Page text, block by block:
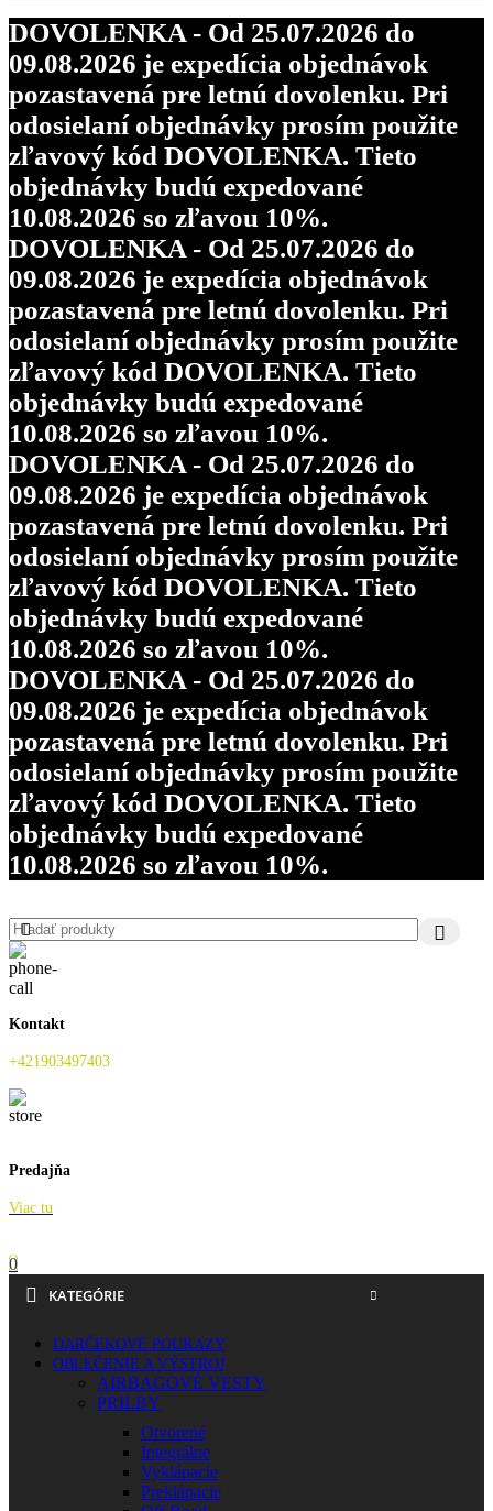
DOVOLENKA - Od 25.07.2026 do
09.08.2026 je expedícia objednávok
pozastavená pre letnú dovolenku. Pri
odosielaní objednávky prosím použite
zľavový kód DOVOLENKA. Tieto
objednávky budú expedované
10.08.2026 so zľavou 10%.
DOVOLENKA - Od 25.07.2026 do
09.08.2026 je expedícia objednávok
pozastavená pre letnú dovolenku. Pri
odosielaní objednávky prosím použite
zľavový kód DOVOLENKA. Tieto
objednávky budú expedované
10.08.2026 so zľavou 10%.
DOVOLENKA - Od 25.07.2026 do
09.08.2026 je expedícia objednávok
pozastavená pre letnú dovolenku. Pri
odosielaní objednávky prosím použite
zľavový kód DOVOLENKA. Tieto
objednávky budú expedované
10.08.2026 so zľavou 10%.
DOVOLENKA - Od 25.07.2026 do
09.08.2026 je expedícia objednávok
pozastavená pre letnú dovolenku. Pri
odosielaní objednávky prosím použite
zľavový kód DOVOLENKA. Tieto
objednávky budú expedované
10.08.2026 so zľavou 10%.
Kontakt
+421903497403
Predajňa
Viac tu
0
KATEGÓRIE
DARČEKOVÉ POUKAZY
OBLEČENIE A VÝSTROJ
AIRBAGOVÉ VESTY
PRILBY
Otvorené
Integrálne
Vyklápacie
Preklápacie